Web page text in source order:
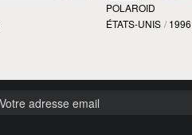
POLAROID
ÉTATS-UNIS / 1996